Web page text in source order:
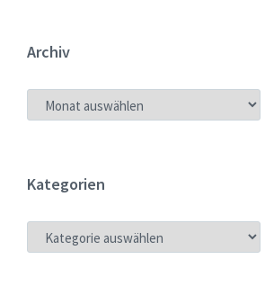
Archiv
ARCHIV
Kategorien
KATEGORIEN